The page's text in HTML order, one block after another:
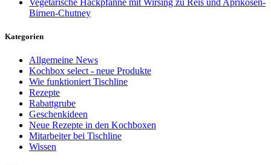
Birnen-Chutney
Kategorien
Allgemeine News
Kochbox select - neue Produkte
Wie funktioniert Tischline
Rezepte
Rabattgrube
Geschenkideen
Neue Rezepte in den Kochboxen
Mitarbeiter bei Tischline
Wissen